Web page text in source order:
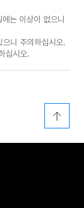
는 이상이 없으니
니 주의하십시오.
십시오.